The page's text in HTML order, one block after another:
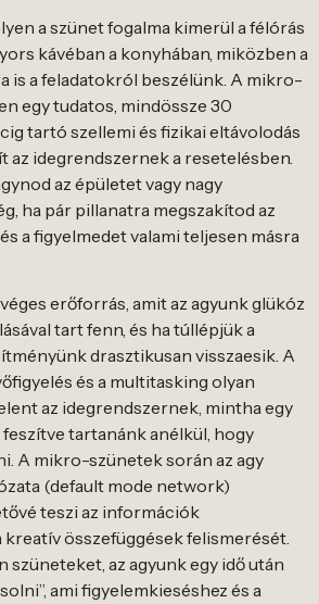
a szünet fogalma kimerül a félórás
kávéban a konyhában, miközben a
is a feladatokról beszélünk. A mikro-
egy tudatos, mindössze 30
tartó szellemi és fizikai eltávolodás
az idegrendszernek a resetelésben.
az épületet vagy nagy
ha pár pillanatra megszakítod az
a figyelmedet valami teljesen másra
erőforrás, amit az agyunk glükóz
tart fenn, és ha túllépjük a
drasztikusan visszaesik. A
és a multitasking olyan
az idegrendszernek, mintha egy
tartanánk anélkül, hogy
A mikro-szünetek során az agy
(default mode network)
teszi az információk
kreatív összefüggések felismerését.
szüneteket, az agyunk egy idő után
ami figyelemkieséshez és a